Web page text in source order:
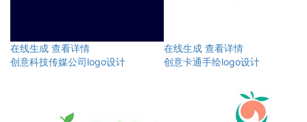
在线生成 查看详情
创意科技传媒公司logo设计
在线生成 查看详情
创意卡通手绘logo设计